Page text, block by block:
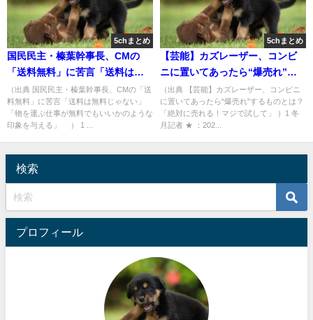
5chまとめ
国民民主・榛葉幹事長、CMの
「送料無料」に苦言「送料は無
料じゃない」「物を運ぶ仕事が
無料でもいいかのような印象を
与える」 [Hitzeschleier★]
（出典 国民民主・榛葉幹事長、CMの「送
料無料」に苦言「送料は無料じゃない」
「物を運ぶ仕事が無料でもいいかのような
印象を与える」 ） 1 ...
5chまとめ
【芸能】カズレーザー、コンビ
ニに置いてあったら“爆売れ”す
るものとは？ 「絶対に売れる！
マジで試して」 [冬月記者★]
（出典 【芸能】カズレーザー、コンビニ
に置いてあったら“爆売れ”するものとは？
「絶対に売れる！マジで試して」 ）1 冬
月記者 ★ ：202...
検索
プロフィール